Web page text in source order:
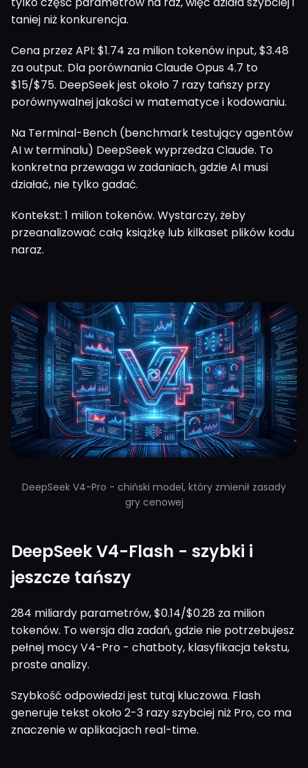
taniej niż konkurencja.
Cena przez API: $1.74 za milion tokenów input, $3.48
za output. Dla porównania Claude Opus 4.7 to
$15/$75. DeepSeek jest około 7 razy tańszy przy
porównywalnej jakości w matematyce i kodowaniu.
Na Terminal-Bench (benchmark testujący agentów
AI w terminalu) DeepSeek wyprzedza Claude. To
konkretna przewaga w zadaniach, gdzie AI musi
działać, nie tylko gadać.
Kontekst: 1 milion tokenów. Wystarczy, żeby
przeanalizować całą książkę lub kilkaset plików kodu
naraz.
DeepSeek V4-Pro - chiński model, który zmienił zasady
gry cenowej
DeepSeek V4-Flash - szybki i
jeszcze tańszy
284 miliardy parametrów, $0.14/$0.28 za milion
tokenów. To wersja dla zadań, gdzie nie potrzebujesz
pełnej mocy V4-Pro - chatboty, klasyfikacja tekstu,
proste analizy.
Szybkość odpowiedzi jest tutaj kluczowa. Flash
generuje tekst około 2-3 razy szybciej niż Pro, co ma
znaczenie w aplikacjach real-time.